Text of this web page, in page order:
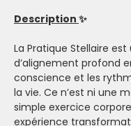
Description ✨
La Pratique Stellaire
d’alignement profond
conscience et les
la vie. Ce n’est ni une
simple exercice
expérience